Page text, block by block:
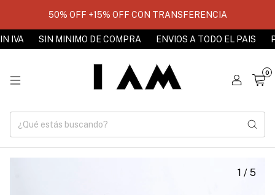
50% OFF +15% OFF CON TRANSFERENCIA
SIN MINIMO DE COMPRA ENVIOS A TODO EL PAIS
0
1 / 5